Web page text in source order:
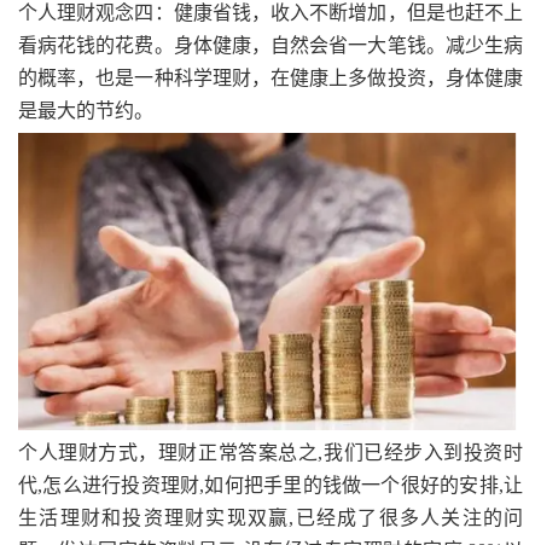
个人理财观念四：健康省钱，收入不断增加，但是也赶不上
看病花钱的花费。身体健康，自然会省一大笔钱。减少生病
的概率，也是一种科学理财，在健康上多做投资，身体健康
是最大的节约。
个人理财方式，理财正常答案总之,我们已经步入到投资时
代,怎么进行投资理财,如何把手里的钱做一个很好的安排,让
生活理财和投资理财实现双赢,已经成了很多人关注的问